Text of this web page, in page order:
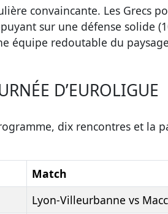
convaincante. Les Grecs
sur une défense solide
équipe redoutable du
D’EUROLIGUE
dix rencontres et la
Match
Lyon-Villeurbanne vs